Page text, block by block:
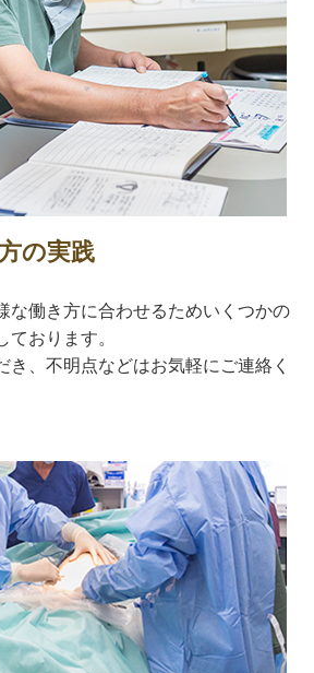
の実践
な働き方に合わせるためいくつかの
ております。
き、不明点などはお気軽にご連絡く